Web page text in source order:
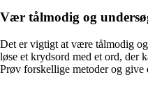
Vær tålmodig og
Det er vigtigt at være tålmodig
løse et krydsord med et ord, der
Prøv forskellige metoder og